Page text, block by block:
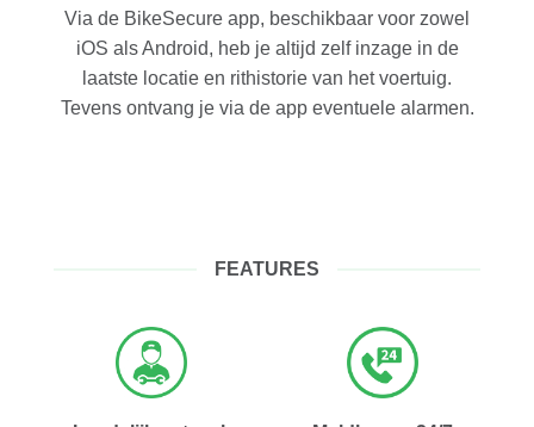
Via de BikeSecure app, beschikbaar voor zowel
iOS als Android, heb je altijd zelf inzage in de
laatste locatie en rithistorie van het voertuig.
Tevens ontvang je via de app eventuele alarmen.
FEATURES